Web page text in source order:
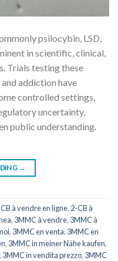
psilocybin, LSD,
in scientific, clinical,
Trials testing these
addiction have
controlled settings,
uncertainty,
public understanding.
→
à vendre en ligne, 2-CB à
, 3MMC à vendre, 3MMC à
, 3MMC en venta, 3MMC en
, 3MMC in meiner Nähe kaufen,
, 3MMC in vendita prezzo, 3MMC